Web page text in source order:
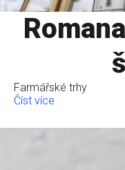
Farmářské trhy
Číst více